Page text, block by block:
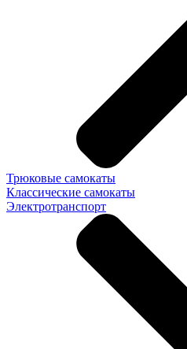
Трюковые самокаты
Классические самокаты
Электротранспорт